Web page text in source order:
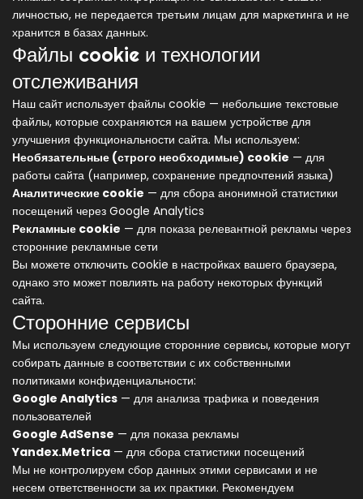
личностью, не передается третьим лицам для маркетинга и не
хранится в базах данных.
Файлы cookie и технологии
отслеживания
Наш сайт использует файлы cookie — небольшие текстовые
файлы, которые сохраняются на вашем устройстве для
улучшения функциональности сайта. Мы используем:
Необязательные (строго необходимые) cookie — для
работы сайта (например, сохранение предпочтений языка)
Аналитические cookie — для сбора анонимной статистики
посещений через Google Analytics
Рекламные cookie — для показа релевантной рекламы через
сторонние рекламные сети
Вы можете отключить cookie в настройках вашего браузера,
однако это может повлиять на работу некоторых функций
сайта.
Сторонние сервисы
Мы используем следующие сторонние сервисы, которые могут
собирать данные в соответствии с их собственными
политиками конфиденциальности:
Google Analytics — для анализа трафика и поведения
пользователей
Google AdSense — для показа рекламы
Yandex.Metrica — для сбора статистики посещений
Мы не контролируем сбор данных этими сервисами и не
несем ответственности за их практики. Рекомендуем